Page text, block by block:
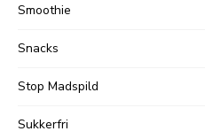
Smoothie
Snacks
Stop Madspild
Sukkerfri